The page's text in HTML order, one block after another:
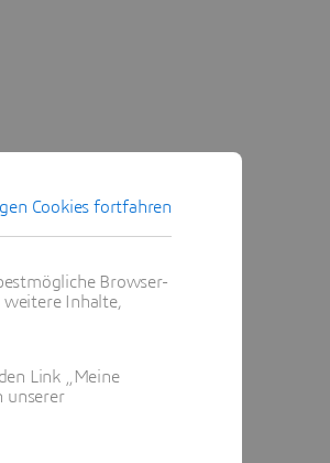
Cookies fortfahren
Browser-
weitere Inhalte,
Link „Meine
unserer